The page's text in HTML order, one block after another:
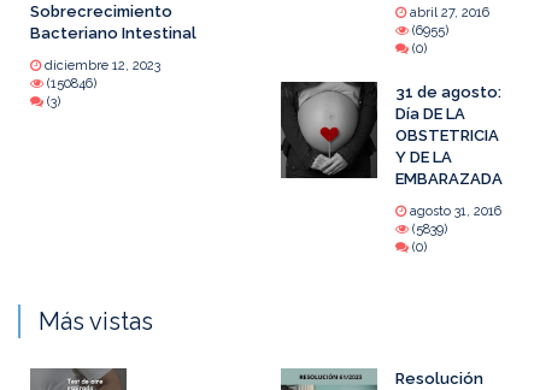
Sobrecrecimiento
Bacteriano Intestinal
diciembre 12, 2023
(150846)
(3)
abril 27, 2016
(6955)
(0)
31 de agosto:
Día DE LA
OBSTETRICIA
Y DE LA
EMBARAZADA
agosto 31, 2016
(5839)
(0)
Más vistas
Resolución